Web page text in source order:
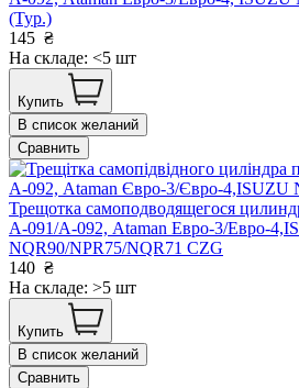
(Тур.)
145 ₴
На складе: <5 шт
Купить
В список желаний
Сравнить
Трещотка самоподводящегося
А-091/А-092, Ataman Евро-3/Евро-
NQR90/NPR75/NQR71 CZG
140 ₴
На складе: >5 шт
Купить
В список желаний
Сравнить